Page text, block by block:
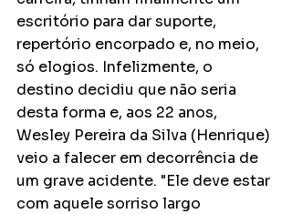
escritório para dar suporte,
repertório encorpado e, no meio,
só elogios. Infelizmente, o
destino decidiu que não seria
desta forma e, aos 22 anos,
Wesley Pereira da Silva (Henrique)
veio a falecer em decorrência de
um grave acidente. "Ele deve estar
com aquele sorriso largo